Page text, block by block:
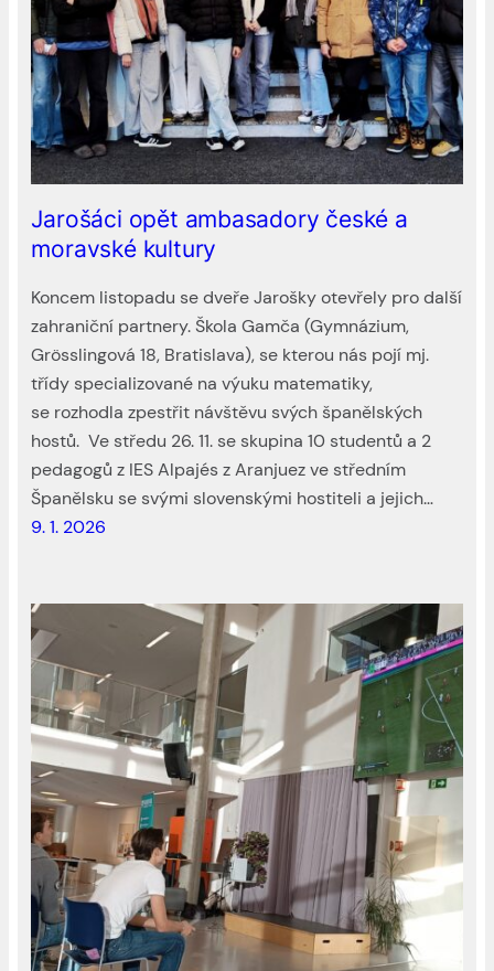
Jarošáci opět ambasadory české a
moravské kultury
Koncem listopadu se dveře Jarošky otevřely pro další
zahraniční partnery. Škola Gamča (Gymnázium,
Grösslingová 18, Bratislava), se kterou nás pojí mj.
třídy specializované na výuku matematiky,
se rozhodla zpestřit návštěvu svých španělských
hostů. Ve středu 26. 11. se skupina 10 studentů a 2
pedagogů z IES Alpajés z Aranjuez ve středním
Španělsku se svými slovenskými hostiteli a jejich…
9. 1. 2026